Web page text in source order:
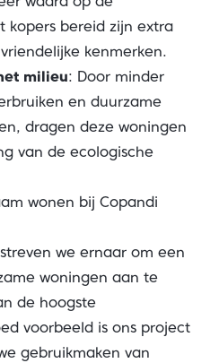
kopers bereid zijn extra
kenmerken.
milieu: Door minder
en duurzame
dragen deze woningen
van de ecologische
wonen bij Copandi
we ernaar om een
woningen aan te
de hoogste
voorbeeld is ons project
gebruikmaken van